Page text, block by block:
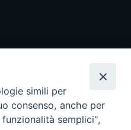
simili per
consenso, anche per
semplici",